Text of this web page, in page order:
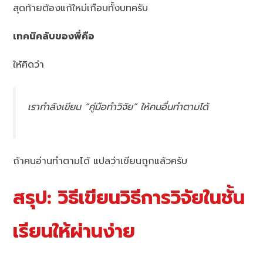
สุดท้ายต้องแก้ใหม่เกือบทั้งบทครับ
เทคนิคลับของพี่คือ
ให้คิดว่า
เรากำลังเขียน “คู่มือทำวิจัย” ให้คนอื่นทำตามได้
ถ้าคนอ่านทำตามได้ แปลว่าเขียนถูกแล้วครับ
สรุป: วิธีเขียนวิธีการวิจัยในชั้น
เรียนให้ผ่านง่าย